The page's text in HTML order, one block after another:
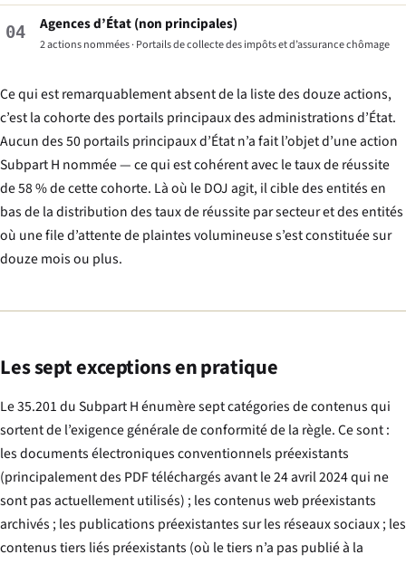
04 Agences d’État (non principales)
2 actions nommées · Portails de collecte des impôts et d’assurance chômage
Ce qui est remarquablement absent de la liste des douze actions,
c’est la cohorte des portails principaux des administrations d’État.
Aucun des 50 portails principaux d’État n’a fait l’objet d’une action
Subpart H nommée — ce qui est cohérent avec le taux de réussite
de 58 % de cette cohorte. Là où le DOJ agit, il cible des entités en
bas de la distribution des taux de réussite par secteur et des entités
où une file d’attente de plaintes volumineuse s’est constituée sur
douze mois ou plus.
Les sept exceptions en pratique
Le 35.201 du Subpart H énumère sept catégories de contenus qui
sortent de l’exigence générale de conformité de la règle. Ce sont :
les documents électroniques conventionnels préexistants
(principalement des PDF téléchargés avant le 24 avril 2024 qui ne
sont pas actuellement utilisés) ; les contenus web préexistants
archivés ; les publications préexistantes sur les réseaux sociaux ; les
contenus tiers liés préexistants (où le tiers n’a pas publié à la